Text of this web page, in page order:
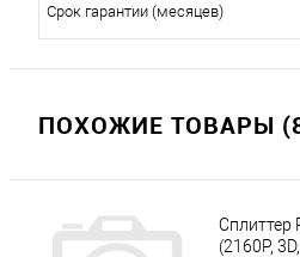
Срок гарантии (месяцев)
ПОХОЖИЕ ТОВАРЫ
Сплиттер
(2160P,